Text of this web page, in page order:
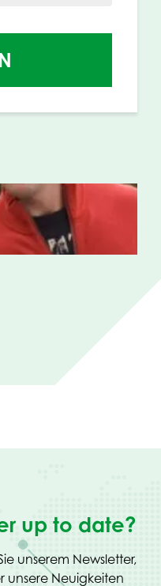
up to date?
unserem Newsletter,
unsere Neuigkeiten